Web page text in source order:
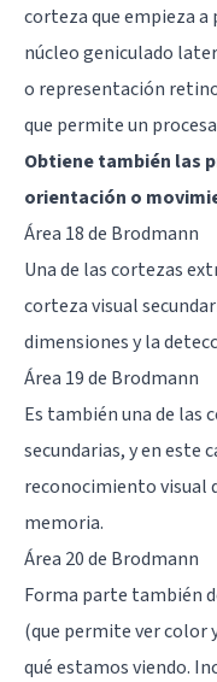
corteza que empieza
núcleo geniculado
o representación
que permite un
Obtiene también las
orientación o
Área 18 de Brodmann
Una de las cortezas
corteza visual
dimensiones y la
Área 19 de Brodmann
Es también una de las
secundarias, y en este
reconocimiento visual
memoria.
Área 20 de Brodmann
Forma parte también
(que permite ver color
qué estamos viendo.